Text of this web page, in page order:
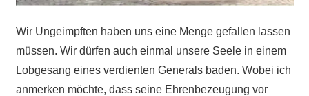
Wir Ungeimpften haben uns eine Menge gefallen lassen
müssen. Wir dürfen auch einmal unsere Seele in einem
Lobgesang eines verdienten Generals baden. Wobei ich
anmerken möchte, dass seine Ehrenbezeugung vor